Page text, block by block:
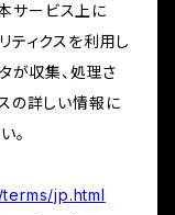
サービス上に
ィクスを利用し
が収集、処理さ
の詳しい情報に
。
jp.html